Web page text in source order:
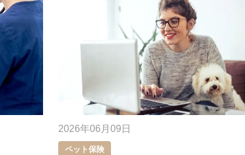
2026年06月09日
ペット保険